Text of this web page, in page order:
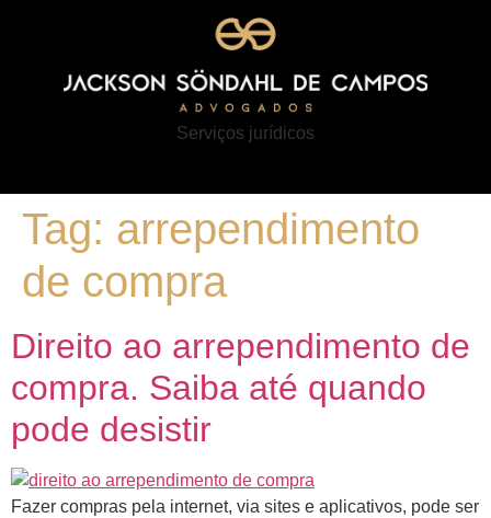
Serviços jurídicos
Tag: arrependimento
de compra
Direito ao arrependimento de
compra. Saiba até quando
pode desistir
Fazer compras pela internet, via sites e aplicativos, pode ser